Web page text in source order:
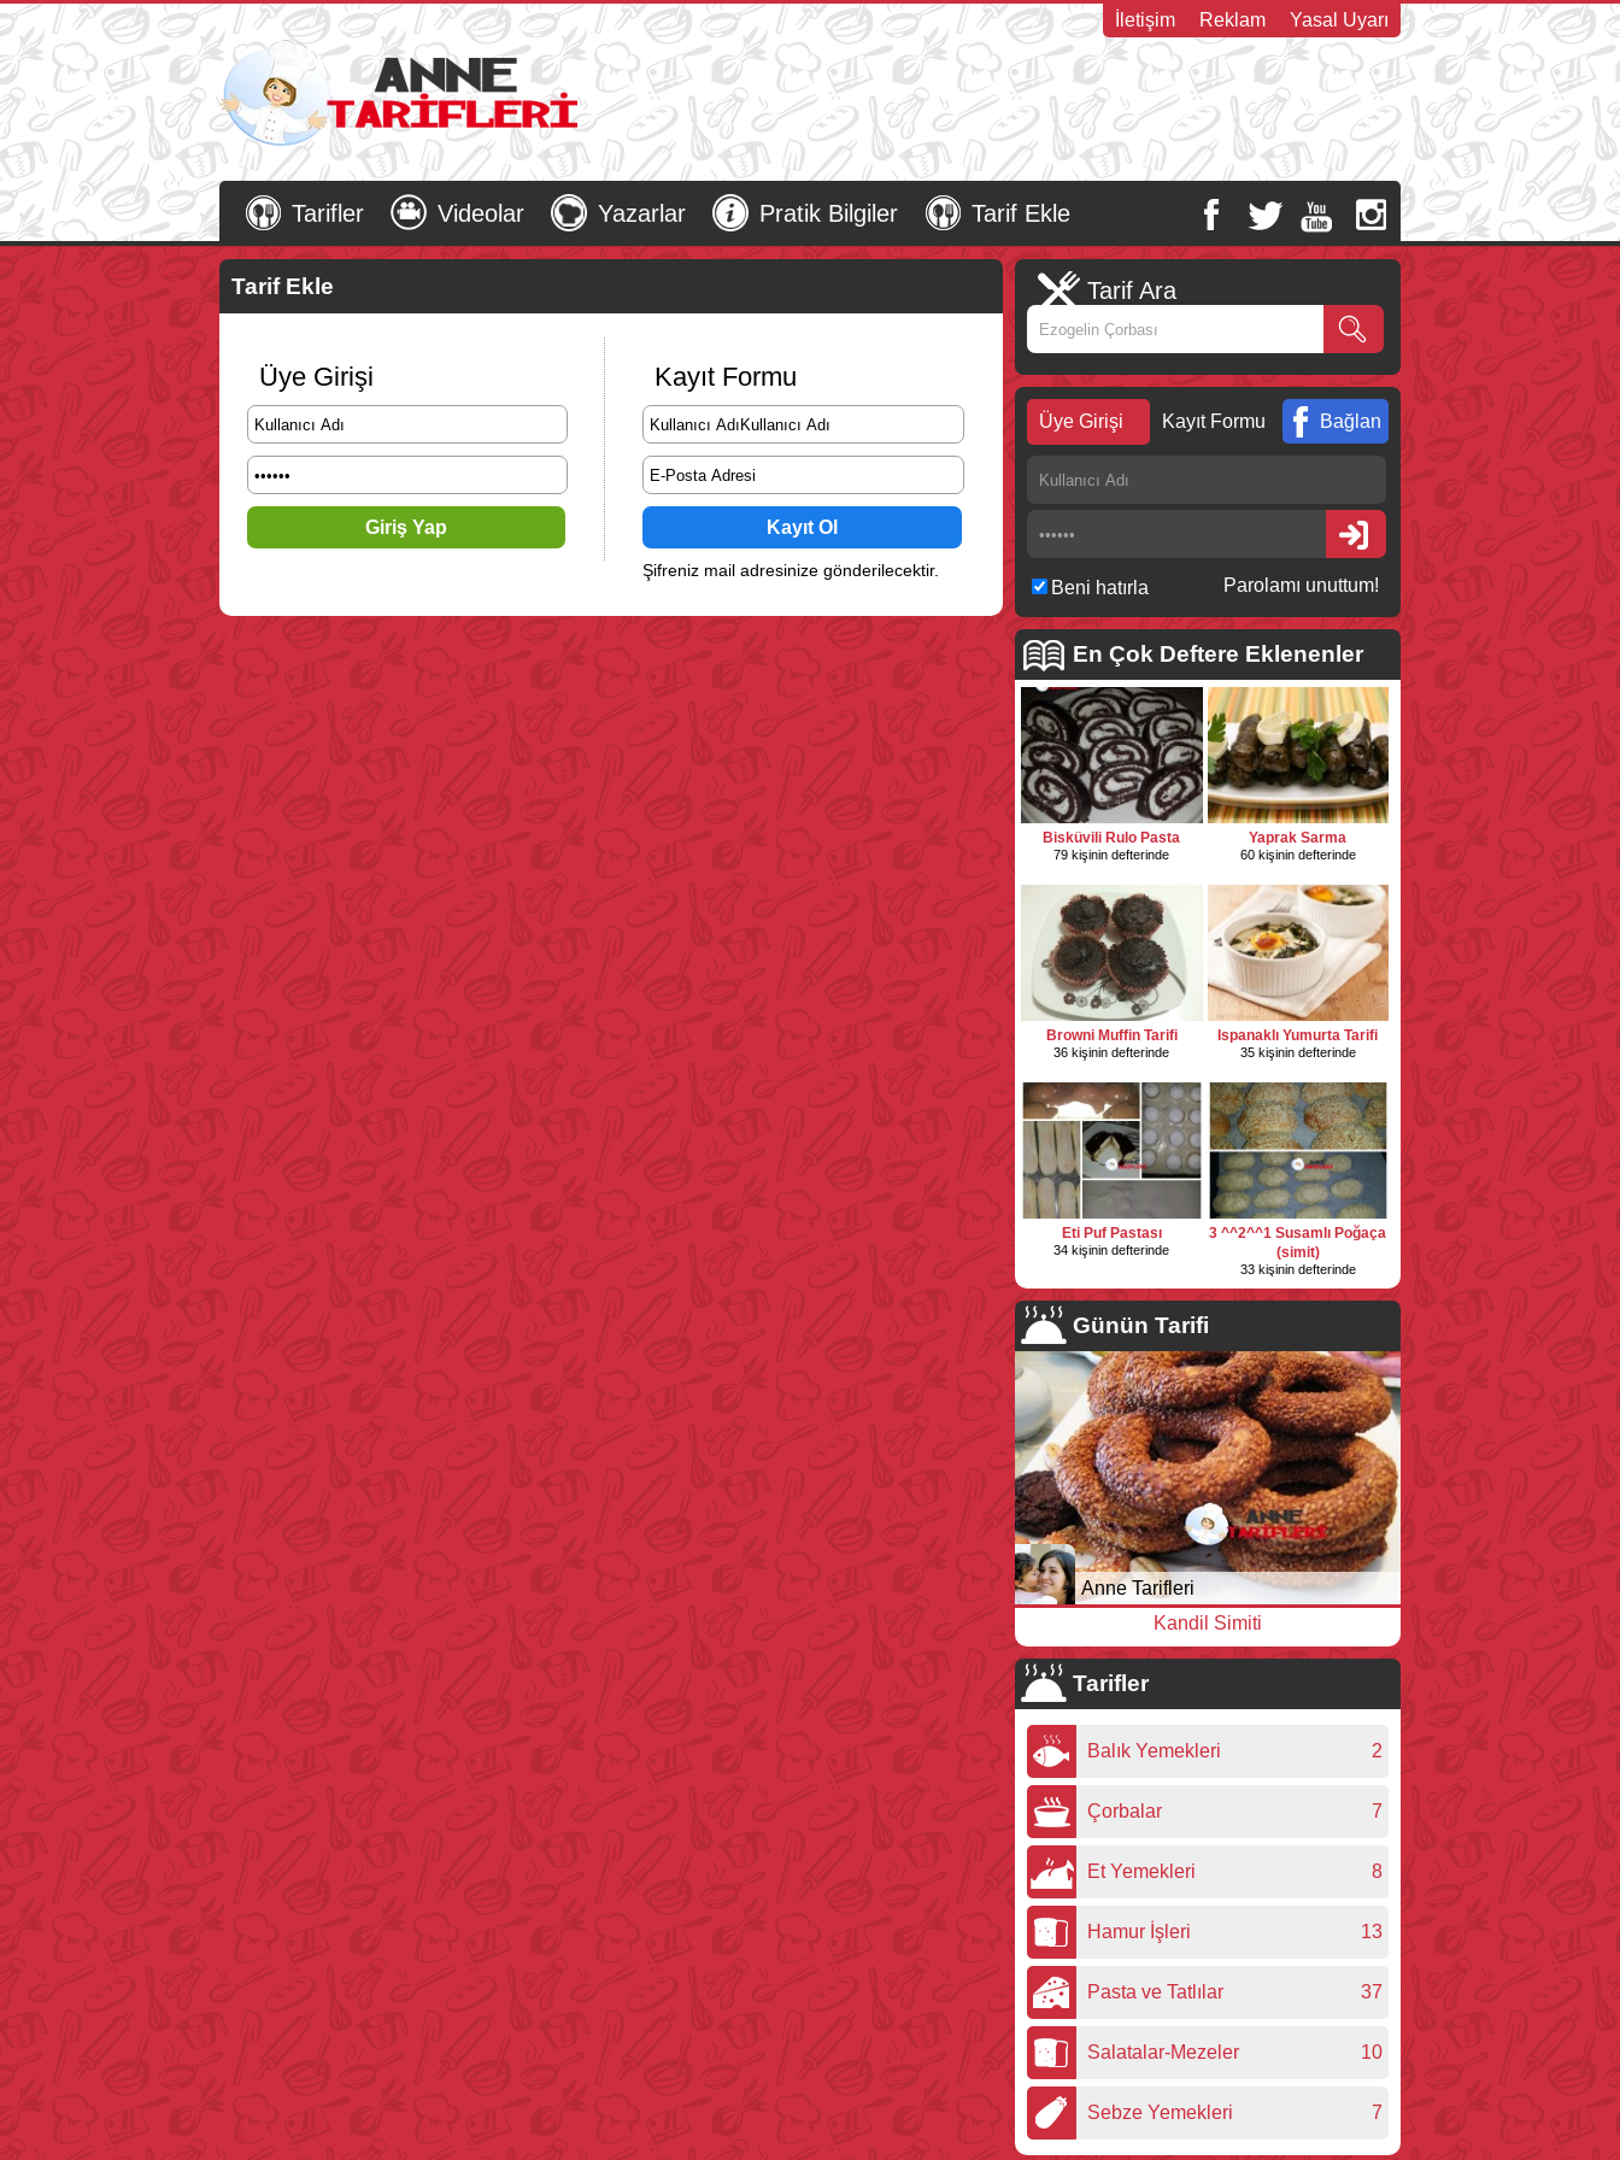
İletişim Reklam Yasal Uyarı
Tarifler Videolar Yazarlar Pratik Bilgiler Tarif Ekle
Tarif Ekle
Üye Girişi Kayıt Formu
Şifreniz mail adresinize gönderilecektir.
Tarif Ara
Üye Girişi Kayıt Formu Bağlan
Beni hatırla Parolamı unuttum!
En Çok Deftere Eklenenler
Bisküvili Rulo Pasta
79 kişinin defterinde
Yaprak Sarma
60 kişinin defterinde
Browni Muffin Tarifi
36 kişinin defterinde
Ispanaklı Yumurta Tarifi
35 kişinin defterinde
Eti Puf Pastası
34 kişinin defterinde
3 ^^2^^1 Susamlı Poğaça
(simit)
33 kişinin defterinde
Günün Tarifi
Anne Tarifleri
Kandil Simiti
Tarifler
Balık Yemekleri 2
Çorbalar 7
Et Yemekleri 8
Hamur İşleri 13
Pasta ve Tatlılar 37
Salatalar-Mezeler 10
Sebze Yemekleri 7